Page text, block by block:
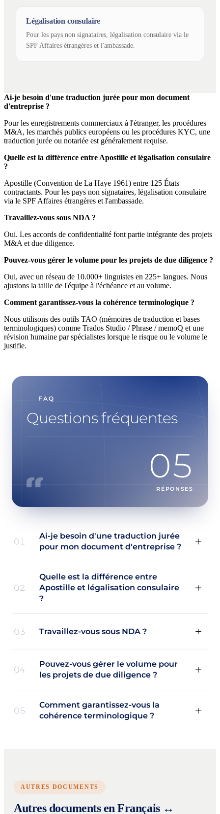
Légalisation consulaire
Pour les pays non signataires, légalisation consulaire via le
SPF Affaires étrangères et l'ambassade.
Ai-je besoin d'une traduction jurée pour mon document
d'entreprise ?
Pour les enregistrements commerciaux à l'étranger, les procédures
M&A, les marchés publics européens ou les procédures KYC, une
traduction jurée ou notariée est généralement requise.
Quelle est la différence entre Apostille et légalisation consulaire
?
Apostille (Convention de La Haye 1961) entre 125 États
contractants. Pour les pays non signataires, légalisation consulaire
via le SPF Affaires étrangères et l'ambassade.
Travaillez-vous sous NDA ?
Oui. Les accords de confidentialité font partie intégrante des projets
M&A et due diligence.
Pouvez-vous gérer le volume pour les projets de due diligence ?
Oui, avec un réseau de 10.000+ linguistes en 225+ langues. Nous
ajustons la taille de l'équipe à l'échéance et au volume.
Comment garantissez-vous la cohérence terminologique ?
Nous utilisons des outils TAO (mémoires de traduction et bases
terminologiques) comme Trados Studio / Phrase / memoQ et une
révision humaine par spécialistes lorsque le risque ou le volume le
justifie.
FAQ
Questions fréquentes
05
RÉPONSES
01
Ai-je besoin d'une traduction jurée
pour mon document d'entreprise ?
02
Quelle est la différence entre
Apostille et légalisation consulaire
?
03 Travaillez-vous sous NDA ?
04
Pouvez-vous gérer le volume pour
les projets de due diligence ?
05
Comment garantissez-vous la
cohérence terminologique ?
AUTRES DOCUMENTS
Autres documents en Français ↔